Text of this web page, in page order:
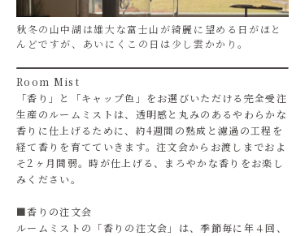
秋冬の山中湖は雄大な富士山が綺麗に望める日がほと
んどですが、あいにくこの日は少し雲かかり。
Room Mist
「香り」と「キャップ色」をお選びいただける完全受注
生産のルームミストは、透明感と丸みのあるやわらかな
香りに仕上げるために、約4週間の熟成と濾過の工程を
経て香りを育てていきます。注文会からお渡しまでおよ
そ2ヶ月間弱。時が仕上げる、まろやかな香りをお楽し
みください。
■香りの注文会
ルームミストの「香りの注文会」は、季節毎に年４回、